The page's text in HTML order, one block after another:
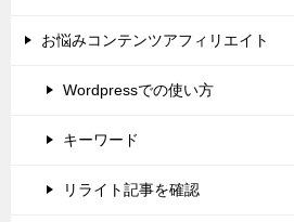
お悩みコンテンツアフィリエイト
Wordpressでの使い方
キーワード
リライト記事を確認